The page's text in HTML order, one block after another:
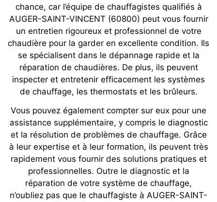
chance, car l’équipe de chauffagistes qualifiés à
AUGER-SAINT-VINCENT (60800) peut vous fournir
un entretien rigoureux et professionnel de votre
chaudière pour la garder en excellente condition. Ils
se spécialisent dans le dépannage rapide et la
réparation de chaudières. De plus, ils peuvent
inspecter et entretenir efficacement les systèmes
de chauffage, les thermostats et les brûleurs.
Vous pouvez également compter sur eux pour une
assistance supplémentaire, y compris le diagnostic
et la résolution de problèmes de chauffage. Grâce
à leur expertise et à leur formation, ils peuvent très
rapidement vous fournir des solutions pratiques et
professionnelles. Outre le diagnostic et la
réparation de votre système de chauffage,
n’oubliez pas que le chauffagiste à AUGER-SAINT-